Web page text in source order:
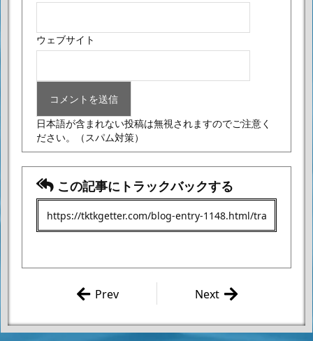
ウェブサイト
日本語が含まれない投稿は無視されますのでご注意く
ださい。
（スパム対策）
この記事にトラックバックする
プラの伝説巨
Next
ら11月……。
Prev